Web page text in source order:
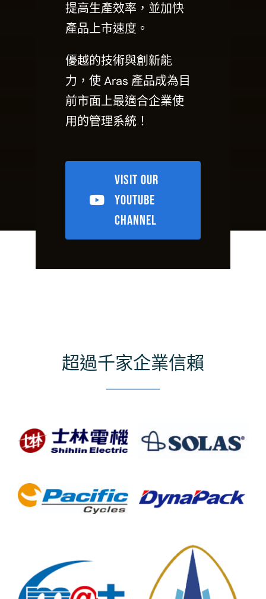
提高生產效率，並加快
產品上市速度。
優越的技術與創新能
力，使 Aras 產品成為目
前市面上最適合企業使
用的管理系統！
Visit Our
YouTube
Channel
超過千家企業信賴